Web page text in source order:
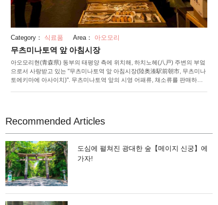
Category： 식료품 Area： 아오모리
무츠미나토역 앞 아침시장
아오모리현(青森県) 동부의 태평양 측에 위치해, 하치노헤(八戸) 주변의 부엌
으로서 사랑받고 있는 "무츠미나토역 앞 아침시장(陸奥湊駅前朝市, 무츠미나
토에키마에 아사이치)". 무츠미나토역 앞의 시영 어패류, 채소류를 판매하는
에서 구입한 해산물과 반찬을 갓 지은 밥과 된장국과 함께 먹을 수 있는 공간
이 마련되어 있습니다. 입맛대로 조식을 해 먹을 수 있어 매일 아침 많은 사람
들이 찾아 옵니다.
Recommended Articles
도심에 펼쳐진 광대한 숲【메이지 신궁】에
가자!